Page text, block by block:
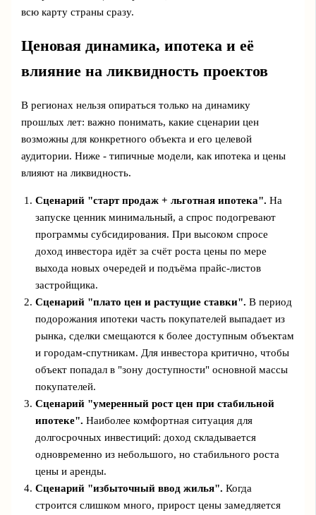
всю карту страны сразу.
Ценовая динамика, ипотека и её
влияние на ликвидность проектов
В регионах нельзя опираться только на динамику
прошлых лет: важно понимать, какие сценарии цен
возможны для конкретного объекта и его целевой
аудитории. Ниже - типичные модели, как ипотека и цены
влияют на ликвидность.
Сценарий "старт продаж + льготная ипотека". На
запуске ценник минимальный, а спрос подогревают
программы субсидирования. При высоком спросе
доход инвестора идёт за счёт роста цены по мере
выхода новых очередей и подъёма прайс‑листов
застройщика.
Сценарий "плато цен и растущие ставки". В период
подорожания ипотеки часть покупателей выпадает из
рынка, сделки смещаются к более доступным объектам
и городам‑спутникам. Для инвестора критично, чтобы
объект попадал в "зону доступности" основной массы
покупателей.
Сценарий "умеренный рост цен при стабильной
ипотеке". Наиболее комфортная ситуация для
долгосрочных инвестиций: доход складывается
одновременно из небольшого, но стабильного роста
цены и аренды.
Сценарий "избыточный ввод жилья". Когда
строится слишком много, прирост цены замедляется